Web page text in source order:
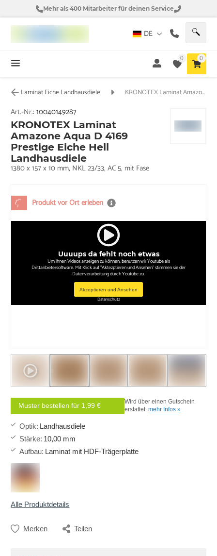
Mehr als 400 Mitarbeiter für deinen Service
DE
0 0
Laminat Eiche Landhausdiele KRONOTEX Laminat Amazone Aqua D 4169 Prestige Eiche Hell Landhausdiele
Produkt vor Ort erleben
Uuuups da fehlt noch etwas
Um ihnen Videos anzeigen zu können, benutzen wir Youtube als
Drittanbietersoftware. Mit Klick auf "Aktezptieren und Ansehen" stimmen sie der
Datenverarbeitung durch Youtube zu.
Akzeptieren und Ansehen
Datenschutz
Art.-Nr.:10040149287
KRONOTEX Laminat
Amazone Aqua D 4169
Prestige Eiche Hell
Landhausdiele
1380 x 157 x 10 mm, NKL 23/33, AC 5, mit Fase
Muster bestellen für 1,99 €
Wird über einen Gutschein
erstattet.mehr Infos »
Optik: Landhausdiele
Stärke: 10,00 mm
Aufbau: Laminat mit HDF-Trägerplatte
Alle Produktdetails
Merken Teilen